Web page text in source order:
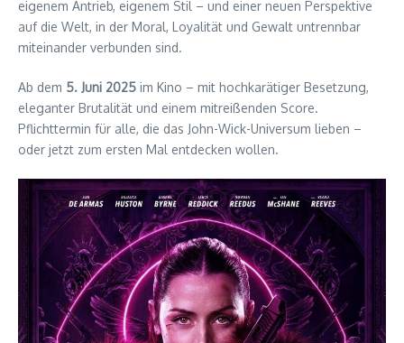
eigenem Antrieb, eigenem Stil – und einer neuen Perspektive
auf die Welt, in der Moral, Loyalität und Gewalt untrennbar
miteinander verbunden sind.
Ab dem 5. Juni 2025 im Kino – mit hochkarätiger Besetzung,
eleganter Brutalität und einem mitreißenden Score.
Pflichttermin für alle, die das John-Wick-Universum lieben –
oder jetzt zum ersten Mal entdecken wollen.